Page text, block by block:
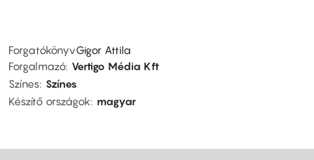
ForgatókönyvGigor Attila
Forgalmazó Vertigo Média Kft
Színes Színes
Készítő országok
magyar